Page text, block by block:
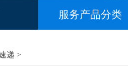
服务产品分类
递 >